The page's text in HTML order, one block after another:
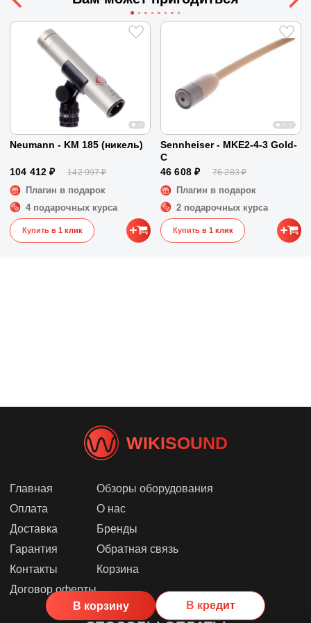
В корзину В кредит
Другие порты
Нет
Размеры и вес
Размеры
Neumann - KM 185 (никель)
104 412 ₽ 142 997 ₽
Плагин в подарок
4 подарочных курса
Купить в 1 клик
Sennheiser - MKE2-4-3 Gold-
C
46 608 ₽
76 283 ₽
Плагин в подарок
2 подарочных курса
Купить в 1 клик
WIKISOUND
Главная
Оплата
Доставка
Гарантия
Контакты
Договор оферты
Обзоры оборудования
О нас
Бренды
Обратная связь
Корзина